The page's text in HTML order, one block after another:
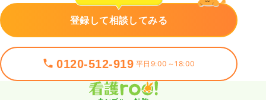
登録して相談してみる
0120-512-919 平日9:00～18:00